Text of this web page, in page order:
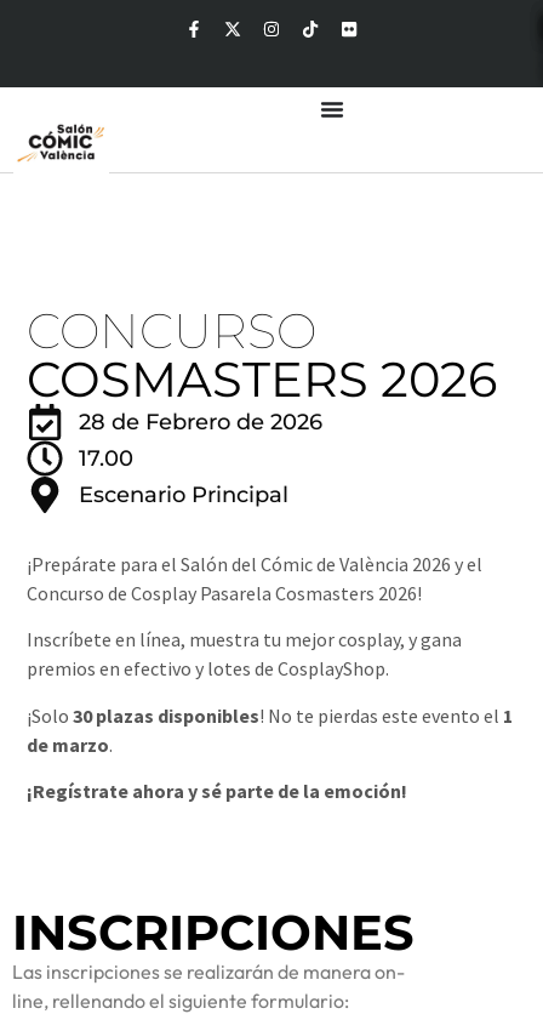
CONCURSO
COSMASTERS 2026
28 de Febrero de 2026
17.00
Escenario Principal
¡Prepárate para el Salón del Cómic de València 2026 y el
Concurso de Cosplay Pasarela Cosmasters 2026!
Inscríbete en línea, muestra tu mejor cosplay, y gana
premios en efectivo y lotes de CosplayShop.
¡Solo30 plazas disponibles! No te pierdas este evento el 1
de marzo.
¡Regístrate ahora y sé parte de la emoción!
INSCRIPCIONES
Las inscripciones se realizarán de manera on-
line, rellenando el siguiente formulario: